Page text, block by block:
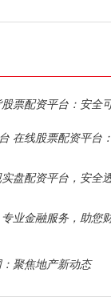
票配资平台：安全
在线股票配资平台
盘配资平台，安全
业金融服务，助您
聚焦地产新动态